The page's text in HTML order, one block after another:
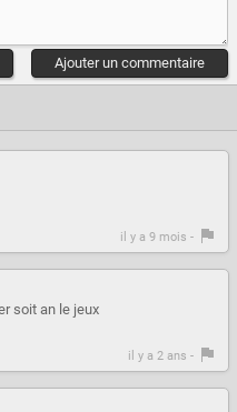
Ajouter un commentaire
il y a 9 mois -
soit an le jeux
il y a 2 ans -